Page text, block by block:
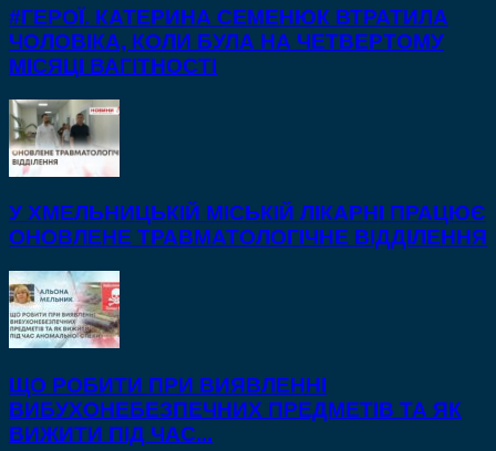
#ГЕРОЇ. КАТЕРИНА СЕМЕНЮК ВТРАТИЛА
ЧОЛОВІКА, КОЛИ БУЛА НА ЧЕТВЕРТОМУ
МІСЯЦІ ВАГІТНОСТІ
У ХМЕЛЬНИЦЬКІЙ МІСЬКІЙ ЛІКАРНІ ПРАЦЮЄ
ОНОВЛЕНЕ ТРАВМАТОЛОГІЧНЕ ВІДДІЛЕННЯ
ЩО РОБИТИ ПРИ ВИЯВЛЕННІ
ВИБУХОНЕБЕЗПЕЧНИХ ПРЕДМЕТІВ ТА ЯК
ВИЖИТИ ПІД ЧАС...